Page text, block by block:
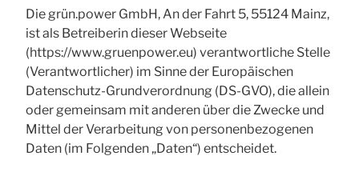
Die grün.power GmbH, An der Fahrt 5, 55124 Mainz,
ist als Betreiberin dieser Webseite
(https://www.gruenpower.eu) verantwortliche Stelle
(Verantwortlicher) im Sinne der Europäischen
Datenschutz-Grundverordnung (DS-GVO), die allein
oder gemeinsam mit anderen über die Zwecke und
Mittel der Verarbeitung von personenbezogenen
Daten (im Folgenden „Daten“) entscheidet.